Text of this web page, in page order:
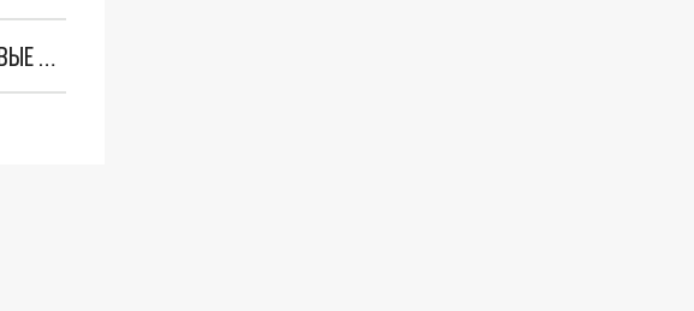
"ОЧЕНЬ ПЛОХИЕ НОВОСТИ": БОЛЬШАЯ ОШИБКА PALANTIR В РОССИИ. СТРАНЫ НАТО ВПЕРВЫЕ ЗА СВО ОСТАНОВИЛИ ПОСТАВКИ ОРУЖИЯ. ВСУ ТЕРЯЮТ ПРИГРАНИЧЬЕ?